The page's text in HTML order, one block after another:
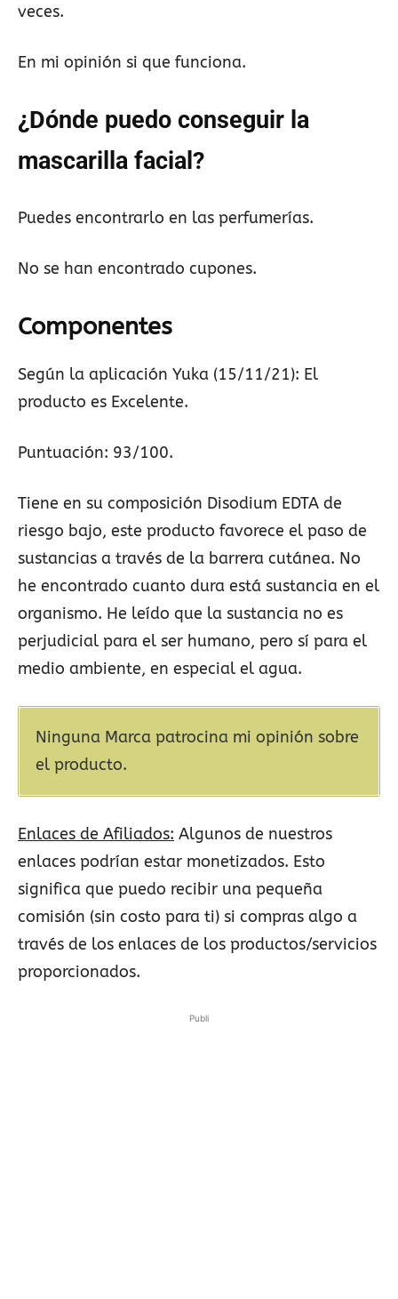
veces.
En mi opinión si que funciona.
¿Dónde puedo conseguir la
mascarilla facial?
Puedes encontrarlo en las perfumerías.
No se han encontrado cupones.
Componentes
Según la aplicación Yuka (15/11/21): El
producto es Excelente.
Puntuación: 93/100.
Tiene en su composición Disodium EDTA de
riesgo bajo, este producto favorece el paso de
sustancias a través de la barrera cutánea. No
he encontrado cuanto dura está sustancia en el
organismo. He leído que la sustancia no es
perjudicial para el ser humano, pero sí para el
medio ambiente, en especial el agua.
Ninguna Marca patrocina mi opinión sobre
el producto.
Enlaces de Afiliados: Algunos de nuestros
enlaces podrían estar monetizados. Esto
significa que puedo recibir una pequeña
comisión (sin costo para ti) si compras algo a
través de los enlaces de los productos/servicios
proporcionados.
Publi